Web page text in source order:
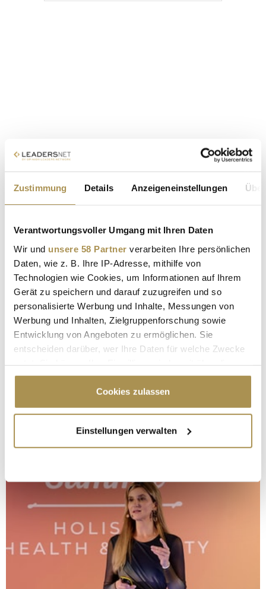
Zustimmung Details Anzeigeneinstellungen
Verantwortungsvoller Umgang mit Ihren Daten
Wir und unsere 58 Partner verarbeiten Ihre persönlichen
Daten, wie z. B. Ihre IP-Adresse, mithilfe von
Technologien wie Cookies, um Informationen auf Ihrem
Gerät zu speichern und darauf zuzugreifen und so
personalisierte Werbung und Inhalte, Messungen von
Werbung und Inhalten, Zielgruppenforschung sowie
Entwicklung von Angeboten zu ermöglichen. Sie
entscheiden darüber, wer Ihre Daten für welche Zwecke
Cookie-Erklärung oder durch Klicken auf das Privacy
Trigger Symbol ändern oder widerrufen
Informationen über Ihre geografische Lage
erfassen, welche bis auf einige Meter genau sein
bestimmten Merkmalen (Fingerprinting) identifizieren
Erfahren Sie mehr darüber, wie Ihre persönlichen Daten
verarbeitet werden, und legen Sie Ihre Präferenzen im
Abschnitt Einzelheitenfest.
Wir verwenden Cookies, um Inhalte und Anzeigen zu
personalisieren, Funktionen für soziale Medien anbieten
Cookies zulassen
Einstellungen verwalten